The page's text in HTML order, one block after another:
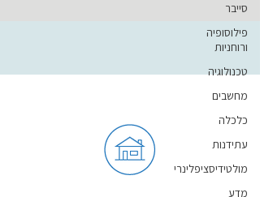
סייבר
פילוסופיה
ורוחניות
טכנולוגיה
מחשבים
כלכלה
עתידנות
מולטידיסציפלינרי
מדע